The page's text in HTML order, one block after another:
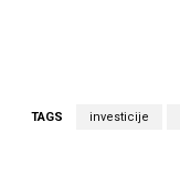
TAGS investicije